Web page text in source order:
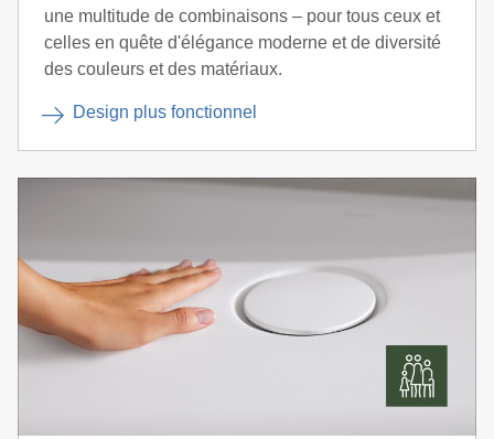
une multitude de combinaisons – pour tous ceux et
celles en quête d'élégance moderne et de diversité
des couleurs et des matériaux.
Design plus fonctionnel